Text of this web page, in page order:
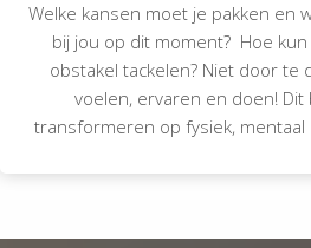
Welke kansen moet je pakken en
bij jou op dit moment? Hoe
obstakel tackelen? Niet door te
voelen, ervaren en doen! Dit
transformeren op fysiek,